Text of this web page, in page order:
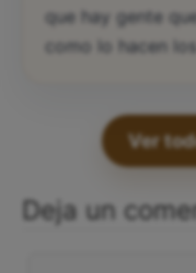
que hay gente
como lo hacen
Ver
Deja un